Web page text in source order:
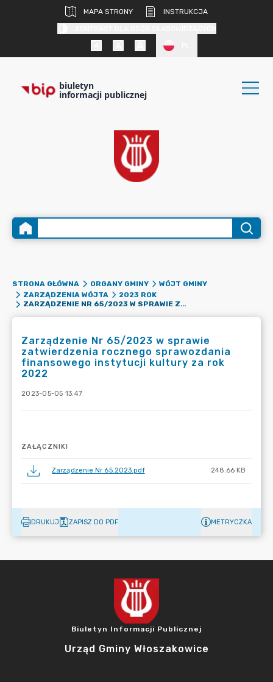
MAPA STRONY
INSTRUKCJA
biuletyn
informacji publicznej
STRONA GŁÓWNA ORGANY GMINY
WÓJT GMINY
ZARZĄDZENIA WÓJTA
2023 ROK
ZARZĄDZENIE NR 65/2023 W SPRAWIE ZATWIERDZENIA ROCZNEGO SPRAWOZDANIA FINANSOWEGO INSTYTUCJI KULTURY ZA ROK 2022
Zarządzenie Nr 65/2023 w sprawie
zatwierdzenia rocznego sprawozdania
finansowego instytucji kultury za rok
2022
2023-05-05 13:47
ZAŁĄCZNIKI
Zarządzenie Nr 65.2023.pdf 248.66 KB
DRUKUJ ZAPISZ DO PDF METRYCZKA
Biuletyn Informacji Publicznej
Urząd Gminy Włoszakowice